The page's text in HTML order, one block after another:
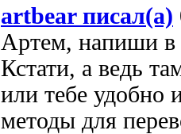
artbear писал(а)
Артем, напиши в
Кстати, а ведь
или тебе удобно
методы для